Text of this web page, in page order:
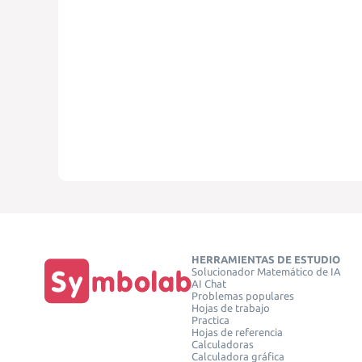
HERRAMIENTAS DE ESTUDIO
Solucionador Matemático de IA
AI Chat
Problemas populares
Hojas de trabajo
Practica
Hojas de referencia
Calculadoras
Calculadora gráfica